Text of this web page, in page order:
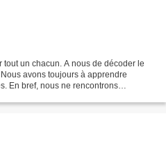
un chacun. A nous de décoder le
avons toujours à apprendre
En bref, nous ne rencontrons